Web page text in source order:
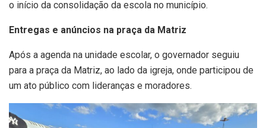
o início da consolidação da escola no município.
Entregas e anúncios na praça da Matriz
Após a agenda na unidade escolar, o governador seguiu
para a praça da Matriz, ao lado da igreja, onde participou de
um ato público com lideranças e moradores.